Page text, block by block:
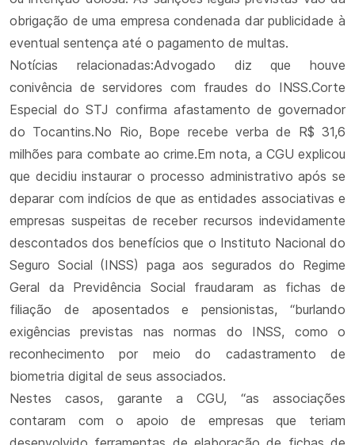
obrigação de uma empresa condenada dar publicidade à
eventual sentença até o pagamento de multas.
Notícias relacionadas:Advogado diz que houve
conivência de servidores com fraudes do INSS.Corte
Especial do STJ confirma afastamento de governador
do Tocantins.No Rio, Bope recebe verba de R$ 31,6
milhões para combate ao crime.Em nota, a CGU explicou
que decidiu instaurar o processo administrativo após se
deparar com indícios de que as entidades associativas e
empresas suspeitas de receber recursos indevidamente
descontados dos benefícios que o Instituto Nacional do
Seguro Social (INSS) paga aos segurados do Regime
Geral da Previdência Social fraudaram as fichas de
filiação de aposentados e pensionistas, “burlando
exigências previstas nas normas do INSS, como o
reconhecimento por meio do cadastramento de
biometria digital de seus associados.
Nestes casos, garante a CGU, “as associações
contaram com o apoio de empresas que teriam